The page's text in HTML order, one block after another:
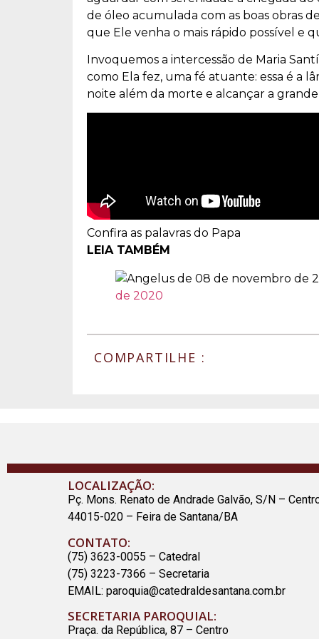
de óleo acumulada com as boas obras
que Ele venha o mais rápido possível e
Invoquemos a intercessão de Maria
como Ela fez, uma fé atuante: essa é a
noite além da morte e alcançar a grande
Confira as palavras do Papa
LEIA TAMBÉM
de 2020
COMPARTILHE :
LOCALIZAÇÃO:
Pç. Mons. Renato de Andrade Galvão, S/N –
44015-020 – Feira de Santana/BA
CONTATO:
(75) 3623-0055 – Catedral
(75) 3223-7366 – Secretaria
EMAIL: paroquia@catedraldesantana.com.br
SECRETARIA PAROQUIAL:
Praça. da República, 87 – Centro